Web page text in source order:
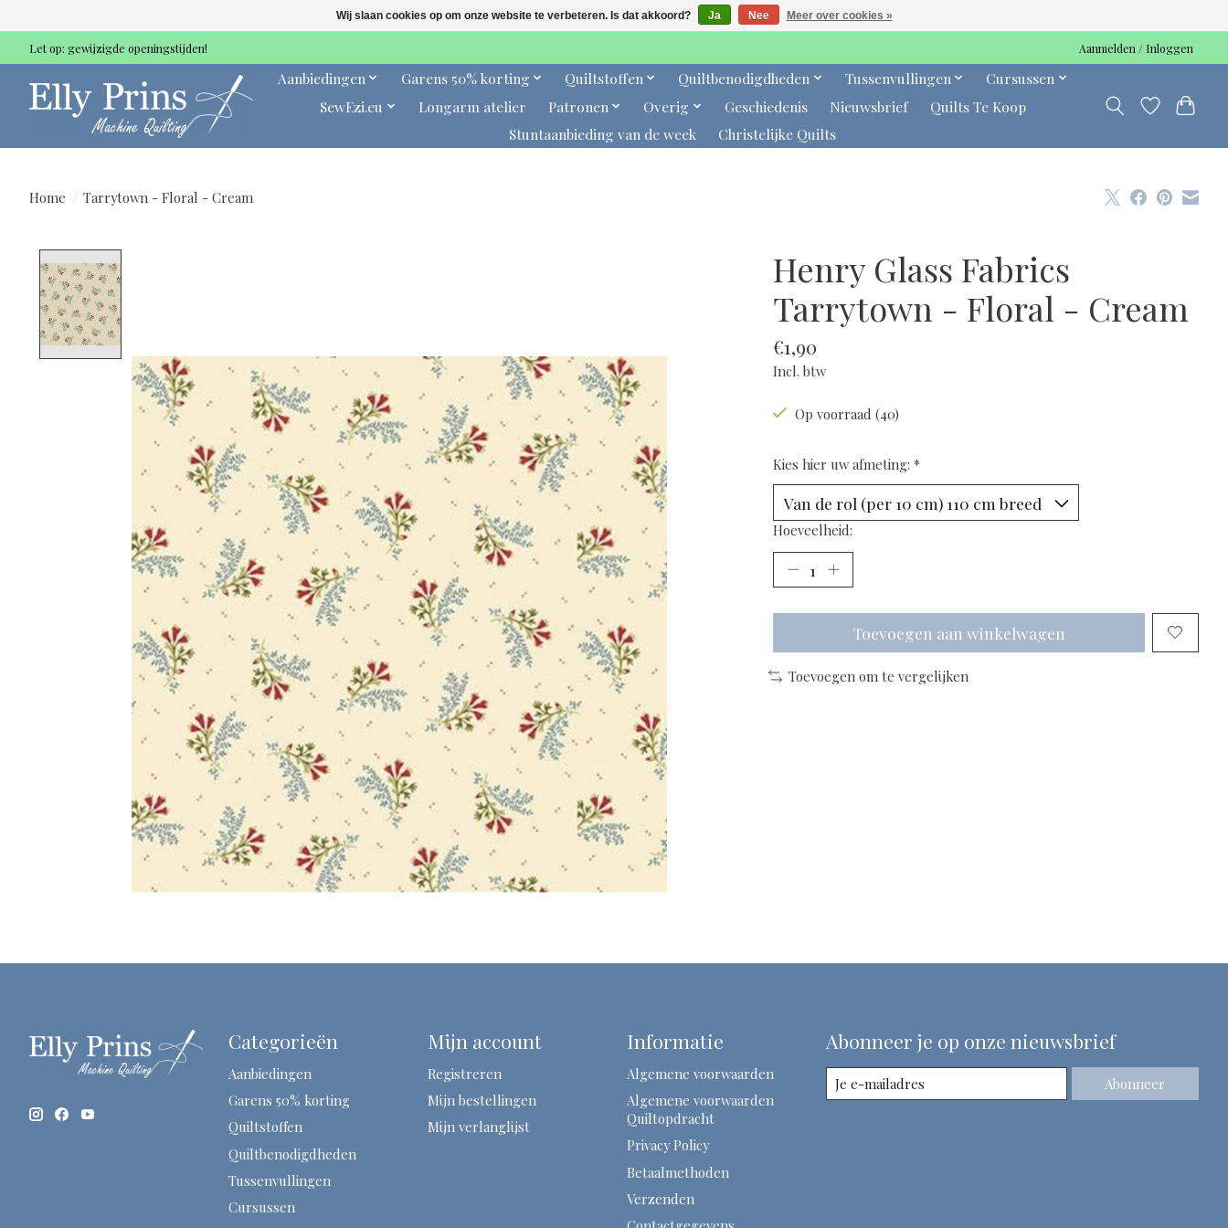
Let op: gewijzigde openingstijden! Aanmelden / Inloggen
Aanbiedingen Garens 50% korting Quiltstoffen Quiltbenodigdheden Tussenvullingen
Cursussen
SewEzi.eu
Longarm atelier Patronen Overig Geschiedenis Nieuwsbrief
Quilts Te Koop
Stuntaanbieding van de week
Christelijke Quilts
Home / Tarrytown - Floral - Cream
Henry Glass Fabrics
Tarrytown - Floral - Cream
€1,90
Incl. btw
Op voorraad (40)
Kies hier uw afmeting: *
Hoeveelheid:
Toevoegen aan winkelwagen
Toevoegen om te vergelijken
Categorieën
Aanbiedingen
Garens 50% korting
Quiltstoffen
Quiltbenodigdheden
Tussenvullingen
Cursussen
Mijn account
Registreren
Mijn bestellingen
Mijn verlanglijst
Informatie
Algemene voorwaarden
Algemene voorwaarden
Quiltopdracht
Privacy Policy
Betaalmethoden
Verzenden
Abonneer je op onze nieuwsbrief
Abonneer
Wij slaan cookies op om onze website te verbeteren. Is dat akkoord? Ja Nee Meer over cookies »